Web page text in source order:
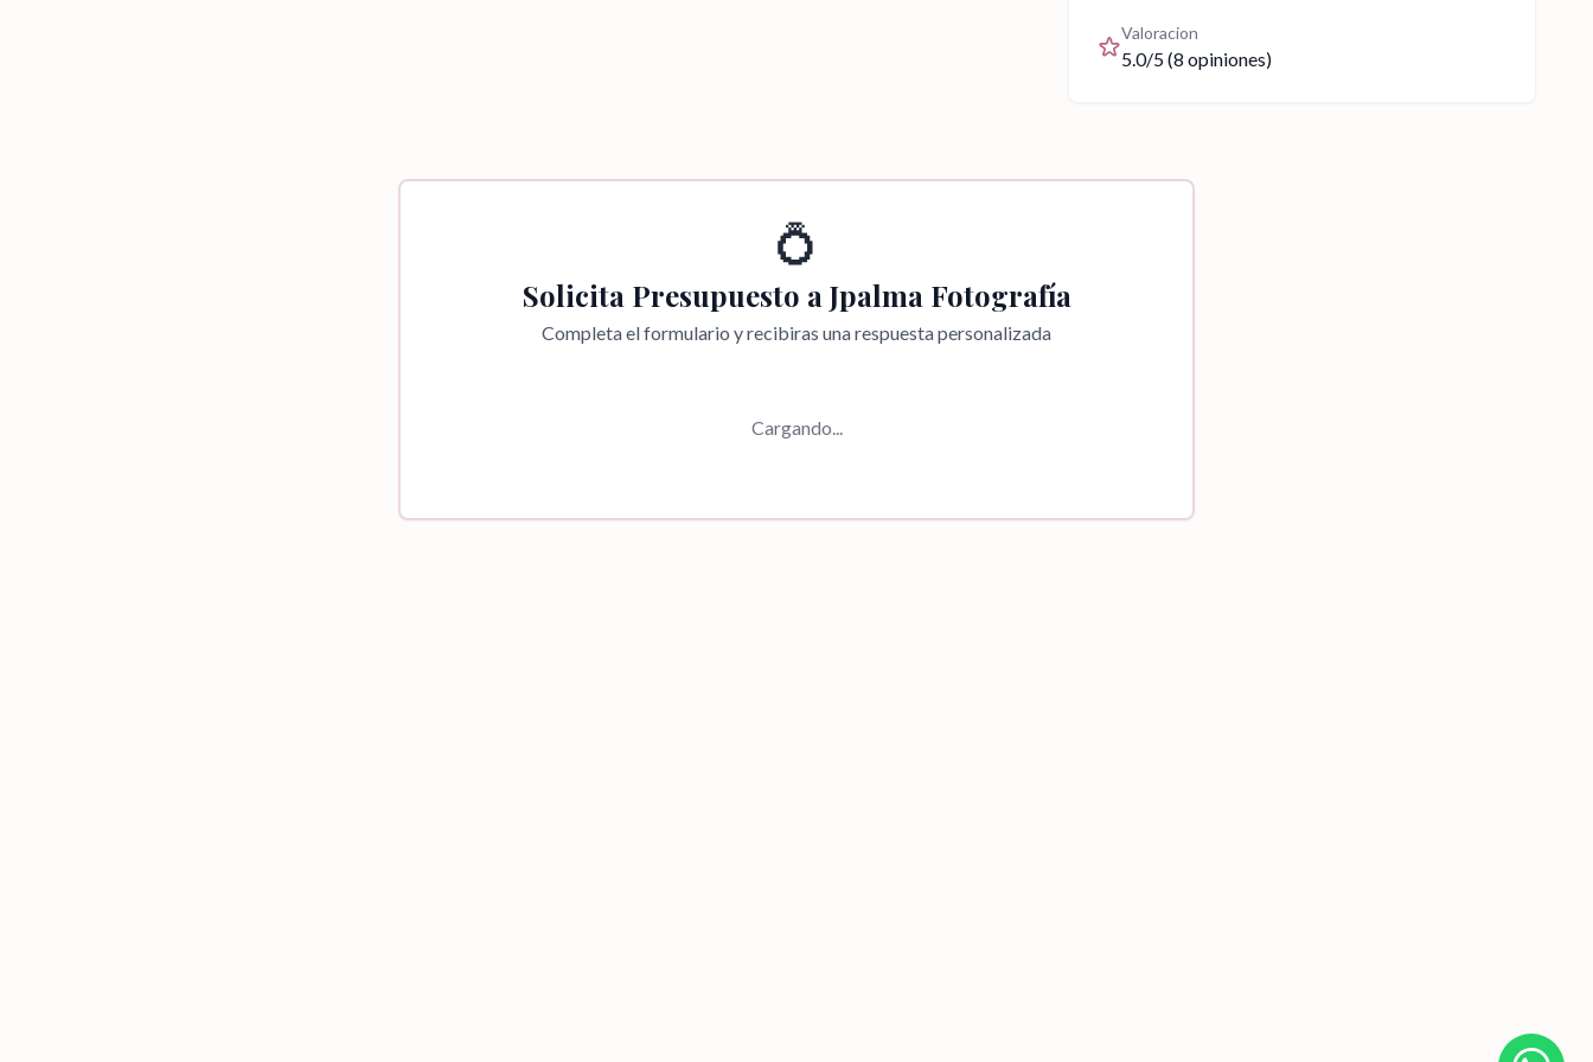
Valoracion
5.0/5 (8 opiniones)
💍
Solicita Presupuesto aJpalma Fotografía
Completa el formulario y recibiras una respuesta personalizada
Cargando...